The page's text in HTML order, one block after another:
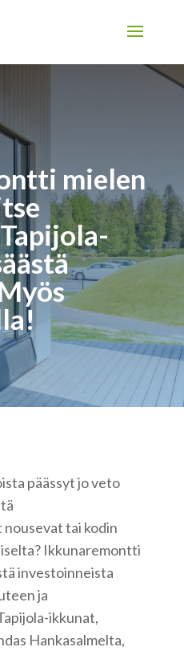
mielen
päässyt jo veto
tai kodin
Ikkunaremontti
investoinneista
ja
ikkunat,
Hankasalmelta,